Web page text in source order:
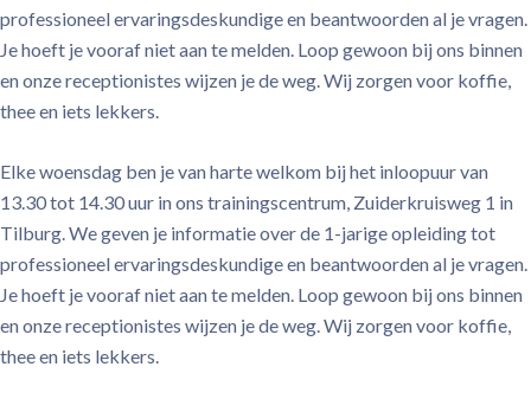
professioneel ervaringsdeskundige en beantwoorden al je vragen.
Je hoeft je vooraf niet aan te melden. Loop gewoon bij ons binnen
en onze receptionistes wijzen je de weg. Wij zorgen voor koffie,
thee en iets lekkers.
Elke woensdag ben je van harte welkom bij het inloopuur van
13.30 tot 14.30 uur in ons trainingscentrum, Zuiderkruisweg 1 in
Tilburg. We geven je informatie over de 1-jarige opleiding tot
professioneel ervaringsdeskundige en beantwoorden al je vragen.
Je hoeft je vooraf niet aan te melden. Loop gewoon bij ons binnen
en onze receptionistes wijzen je de weg. Wij zorgen voor koffie,
thee en iets lekkers.